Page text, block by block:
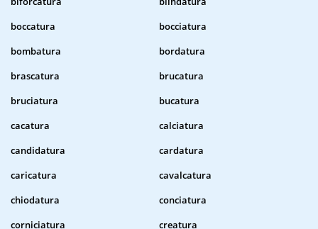
boccatura
bocciatura
bombatura
bordatura
brascatura
brucatura
bruciatura
bucatura
cacatura
calciatura
candidatura
cardatura
caricatura
cavalcatura
chiodatura
conciatura
corniciatura
creatura